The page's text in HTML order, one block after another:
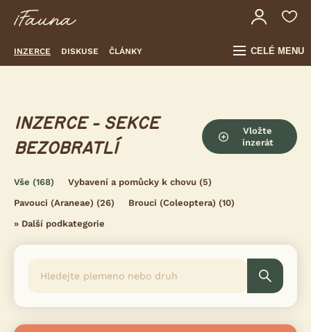
INZERCE DISKUSE ČLÁNKY CELÉ MENU
INZERCE - SEKCE
BEZOBRATLÍ
Vložte
inzerát
Vše (168) Vybavení a pomůcky k chovu (5)
Pavouci (Araneae) (26) Brouci (Coleoptera) (10)
» Další podkategorie